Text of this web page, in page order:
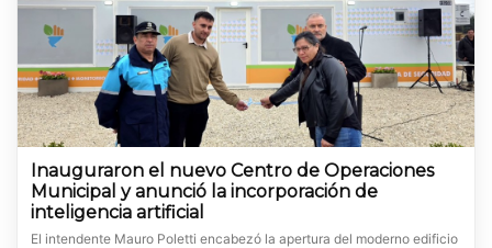
Inauguraron el nuevo Centro de Operaciones
Municipal y anunció la incorporación de
inteligencia artificial
El intendente Mauro Poletti encabezó la apertura del moderno edificio